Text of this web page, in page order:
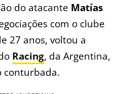
do atacante Matías
com o clube
27 anos, voltou a
Racing, da Argentina,
conturbada.